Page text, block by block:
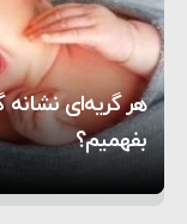
حماس شد
اعتراض
به آمریکا
۱۶:۱۹
سختی
۱۰:۱۵
سنتکام
۶:۰۵
هر گریه‌ای نشانه
بفهمیم؟
تغذیه پدر
روی دیگر زندگی